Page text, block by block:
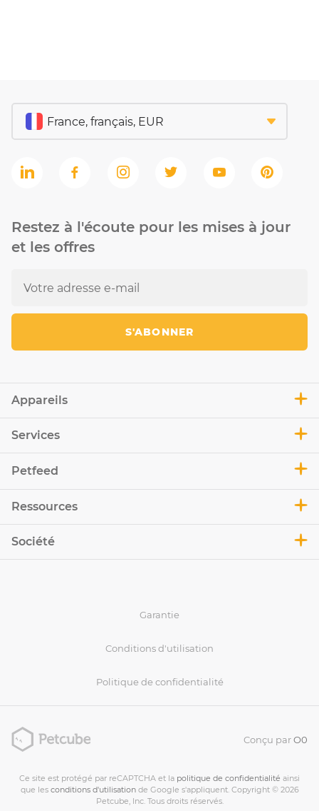
Appareils
Services
Petfeed
Ressources
Société
Restez à l'écoute pour les mises à jour
et les offres
S'ABONNER
Garantie
Conditions d'utilisation
Politique de confidentialité
Conçu parO0
Ce site est protégé par reCAPTCHA et la politique de confidentialité ainsi
que les conditions d'utilisationde Google s'appliquent. Copyright © 2026
Petcube, Inc. Tous droits réservés.